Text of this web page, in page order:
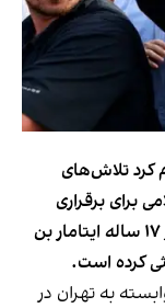
کرد تلاش‌های
برای برقراری
تماس و گذاشتن قرار ملاقات با هیلل، دختر ۱۷‌ ساله ایتامار بن‌
کرده است.
به تهران در